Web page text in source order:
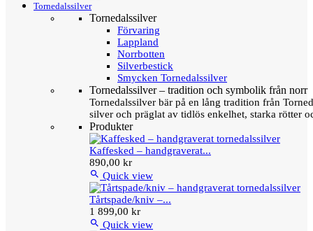
Tornedalssilver
Tornedalssilver
Förvaring
Lappland
Norrbotten
Silverbestick
Smycken Tornedalssilver
Tornedalssilver – tradition och symbolik från norr
Tornedalssilver bär på en lång tradition från
silver och präglat av tidlös enkelhet, starka rötter
Produkter
Kaffesked – handgraverat...
890,00 kr
 Quick view
Tårtspade/kniv –...
1 899,00 kr
 Quick view